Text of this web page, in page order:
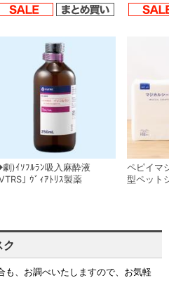
)ｲｿﾌﾙﾗﾝ吸入麻酔液
VTRS｣ ｳﾞｨｱﾄﾘｽ製薬
ペピイマ
型ペット
も、お調べいたしますので、お気軽